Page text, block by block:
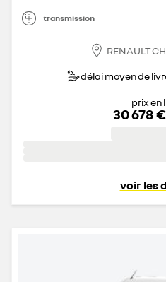
transmission
RENAULT
délai moyen de
prix en
30 678 €
voir les